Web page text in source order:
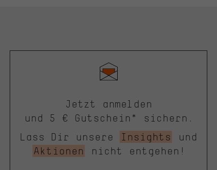
Jetzt anmelden
und 5 € Gutschein* sichern.
Lass Dir unsere
Insights
und
Aktionen
nicht entgehen!